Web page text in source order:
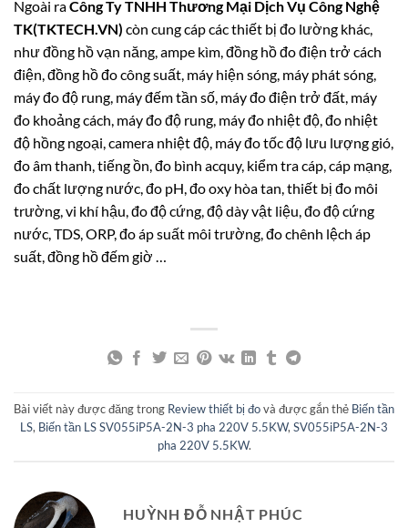
Ngoài raCông Ty TNHH Thương Mại Dịch Vụ Công Nghệ
TK(TKTECH.VN) còn cung cáp các thiết bị đo lường khác,
như đồng hồ vạn năng, ampe kìm, đồng hồ đo điện trở cách
điện, đồng hồ đo công suất, máy hiện sóng, máy phát sóng,
máy đo độ rung, máy đếm tần số, máy đo điện trở đất, máy
đo khoảng cách, máy đo độ rung, máy đo nhiệt độ, đo nhiệt
độ hồng ngoại, camera nhiệt độ, máy đo tốc độ lưu lượng gió,
đo âm thanh, tiếng ồn, đo bình acquy, kiểm tra cáp, cáp mạng,
đo chất lượng nước, đo pH, đo oxy hòa tan, thiết bị đo môi
trường, vi khí hậu, đo độ cứng, độ dày vật liệu, đo độ cứng
nước, TDS, ORP, đo áp suất môi trường, đo chênh lệch áp
suất, đồng hồ đếm giờ …
Bài viết này được đăng trong Review thiết bị đovà được gắn thẻ Biến tần
LS, Biến tần LS SV055iP5A-2N-3 pha 220V 5.5KW, SV055iP5A-2N-3
pha 220V 5.5KW.
HUỲNH ĐỖ NHẬT PHÚC